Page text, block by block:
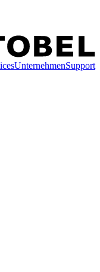
UnternehmenSupport